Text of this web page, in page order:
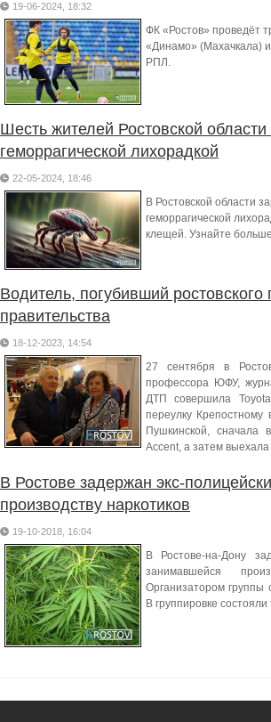
19-06-2024, 18:32
ФК «Ростов» проведёт
«Динамо» (Махачкала) и
РПЛ.
Шесть жителей Ростовской
геморрагической лихорадкой
22-05-2024, 18:46
В Ростовской области
геморрагической
клещей. Узнайте
Водитель, погубивший
правительства
18-12-2023, 14:54
27 сентября в
профессора ЮФУ,
ДТП совершила
переулку
Пушкинской, сначала
Accent, а затем
В Ростове задержан экс-
производству наркотиков
19-10-2018, 16:04
В Ростове-на-Дону
занимавшейся
Организатором группы
В группировке